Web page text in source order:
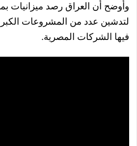
وأوضح أن العراق رصد ميزانيات
لتدشين عدد من المشروعات
فيها الشركات المصرية.